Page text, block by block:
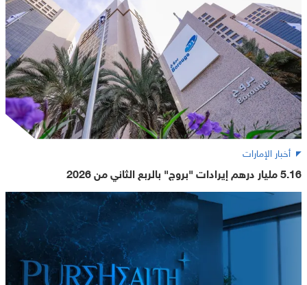
أخبار الإمارات
5.16 مليار درهم إيرادات "بروج" بالربع الثاني من 2026